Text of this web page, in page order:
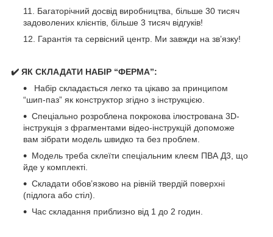
Багаторічний досвід виробництва, більше 30 тисяч
задоволених клієнтів, більше 3 тисяч відгуків!
Гарантія та сервісний центр. Ми завжди на зв’язку!
✔️ ЯК СКЛАДАТИ НАБІР “ФЕРМА”:
Набір складається легко та цікаво за принципом
“шип-паз” як конструктор згідно з інструкцією.
Спеціально розроблена покрокова ілюстрована 3D-
інструкція з фрагментами відео-інструкцій допоможе
вам зібрати модель швидко та без проблем.
Модель треба склеїти спеціальним клеєм ПВА Д3, що
йде у комплекті.
Складати обов’язково на рівній твердій поверхні
(підлога або стіл).
Час складання приблизно від 1 до 2 годин.